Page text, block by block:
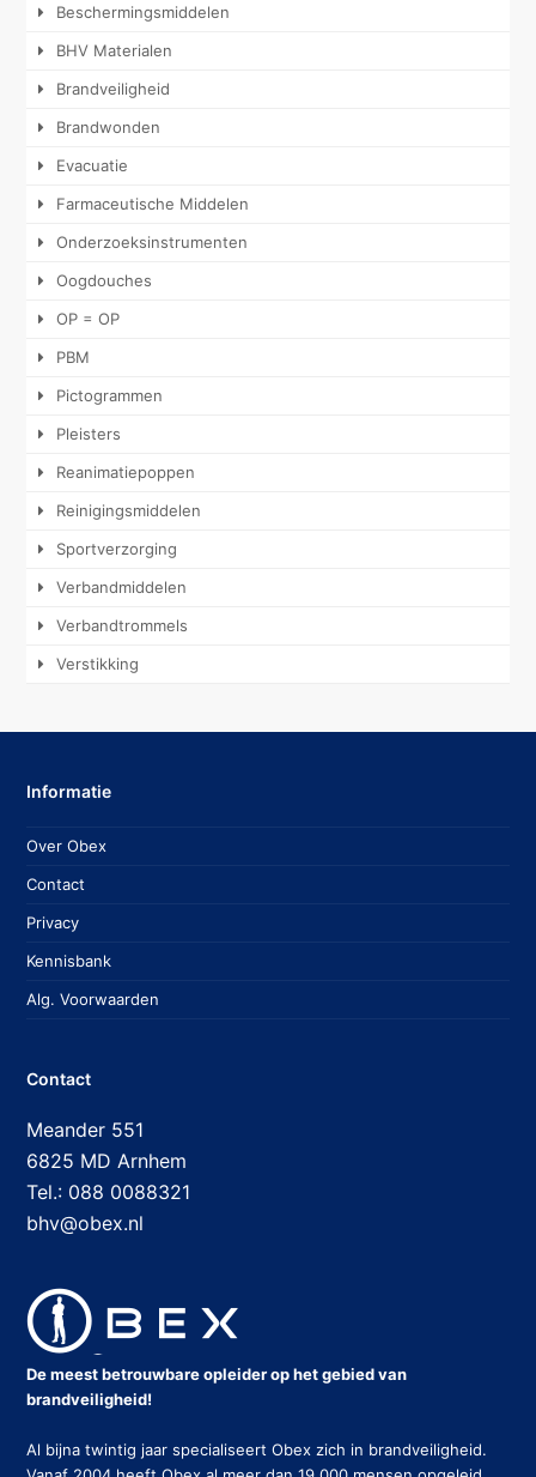
Beschermingsmiddelen
BHV Materialen
Brandveiligheid
Brandwonden
Evacuatie
Farmaceutische Middelen
Onderzoeksinstrumenten
Oogdouches
OP = OP
PBM
Pictogrammen
Pleisters
Reanimatiepoppen
Reinigingsmiddelen
Sportverzorging
Verbandmiddelen
Verbandtrommels
Verstikking
Informatie
Over Obex
Contact
Privacy
Kennisbank
Alg. Voorwaarden
Contact
Meander 551
6825 MD Arnhem
Tel.: 088 0088321
bhv@obex.nl
De meest betrouwbare opleider op het gebied van
brandveiligheid!
Al bijna twintig jaar specialiseert Obex zich in brandveiligheid.